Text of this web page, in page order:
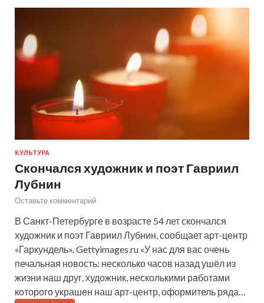
КУЛЬТУРА
Скончался художник и поэт Гавриил
Лубнин
Оставьте комментарий
В Санкт-Петербурге в возрасте 54 лет скончался
художник и поэт Гавриил Лубнин, сообщает арт-центр
«Гаркундель». Gettyimages.ru «У нас для вас очень
печальная новость: несколько часов назад ушёл из
жизни наш друг, художник, несколькими работами
которого украшен наш арт-центр, оформитель ряда…